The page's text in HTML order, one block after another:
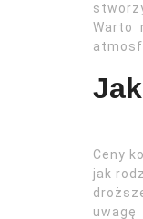
Warto
Ceny
jak